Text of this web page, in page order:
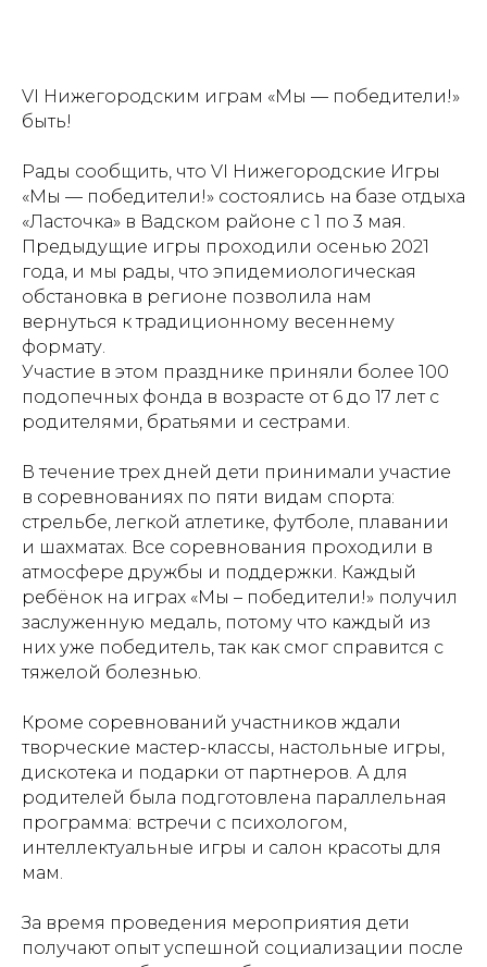
VI Нижегородским играм «Мы — победители!»
быть!
Рады сообщить, что VI Нижегородские Игры
«Мы — победители!» состоялись на базе отдыха
«Ласточка» в Вадском районе с 1 по 3 мая.
Предыдущие игры проходили осенью 2021
года, и мы рады, что эпидемиологическая
обстановка в регионе позволила нам
вернуться к традиционному весеннему
формату.
Участие в этом празднике приняли более 100
подопечных фонда в возрасте от 6 до 17 лет с
родителями, братьями и сестрами.
В течение трех дней дети принимали участие
в соревнованиях по пяти видам спорта:
стрельбе, легкой атлетике, футболе, плавании
и шахматах. Все соревнования проходили в
атмосфере дружбы и поддержки. Каждый
ребёнок на играх «Мы – победители!» получил
заслуженную медаль, потому что каждый из
них уже победитель, так как смог справится с
тяжелой болезнью.
Кроме соревнований участников ждали
творческие мастер-классы, настольные игры,
дискотека и подарки от партнеров. А для
родителей была подготовлена параллельная
программа: встречи с психологом,
интеллектуальные игры и салон красоты для
мам.
За время проведения мероприятия дети
получают опыт успешной социализации после